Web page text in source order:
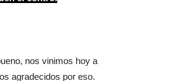
nos vinimos hoy a
agradecidos por eso.